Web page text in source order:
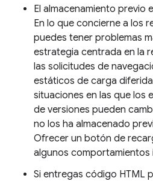
El almacenamiento previo
En lo que concierne a los
puedes tener problemas
estrategia centrada en la
las solicitudes de
estáticos de carga
situaciones en las que los
de versiones pueden
no los ha almacenado
Ofrecer un botón de
algunos comportamientos
Si entregas código HTML